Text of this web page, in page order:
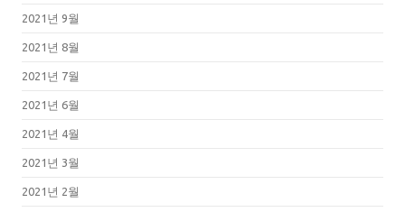
2021년 9월
2021년 8월
2021년 7월
2021년 6월
2021년 4월
2021년 3월
2021년 2월